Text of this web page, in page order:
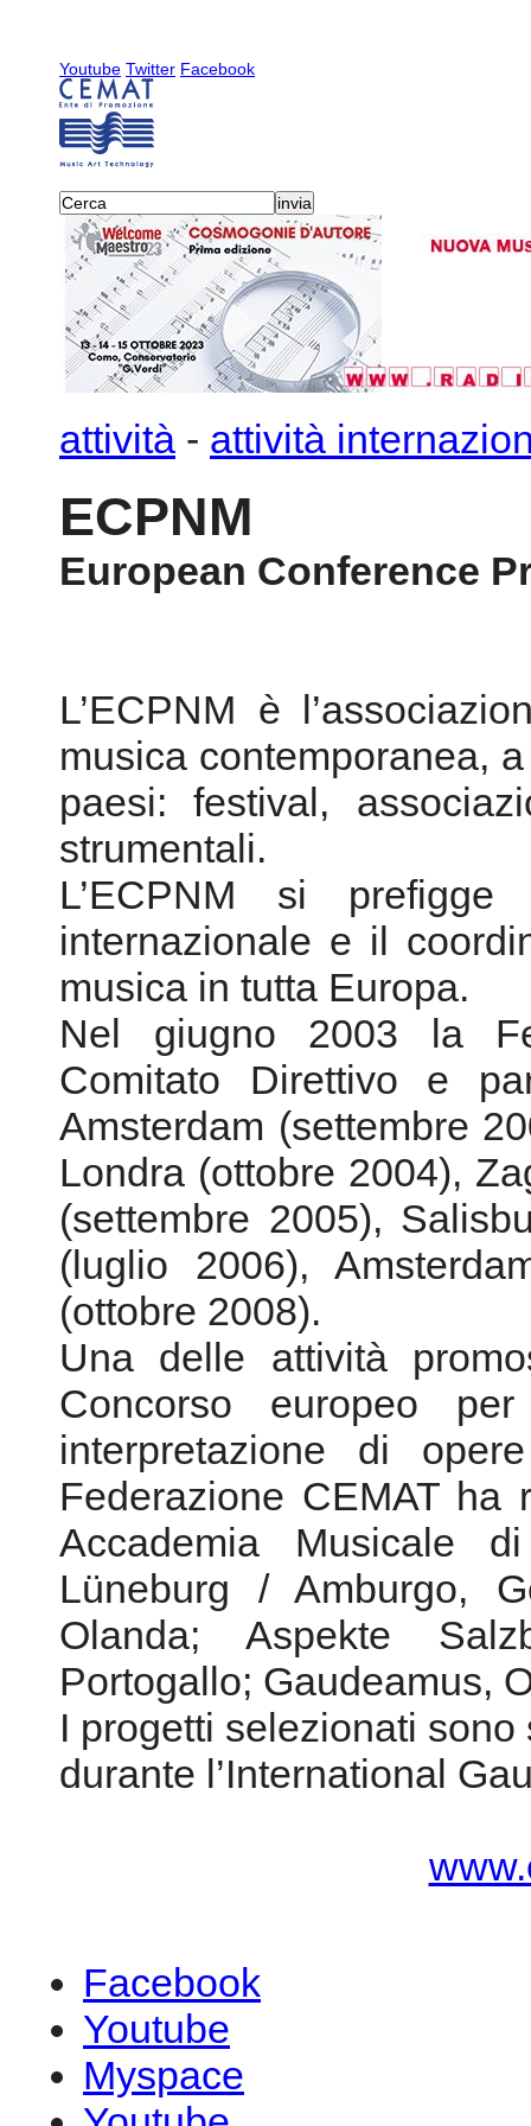
Youtube Twitter Facebook
attività - attività
ECPNM
European Conference
L’ECPNM è
musica contemporanea,
paesi: festival,
strumentali.
L’ECPNM si
internazionale e il
musica in tutta Europa.
Nel giugno 2003 la
Comitato Direttivo e
Amsterdam (settembre
Londra (ottobre 2004),
(settembre 2005),
(luglio 2006),
(ottobre 2008).
Una delle attività
Concorso europeo
interpretazione di
Federazione CEMAT ha
Accademia Musicale
Lüneburg / Amburgo,
Olanda; Aspekte
Portogallo; Gaudeamus,
I progetti selezionati
durante l’International
Facebook
Youtube
Myspace